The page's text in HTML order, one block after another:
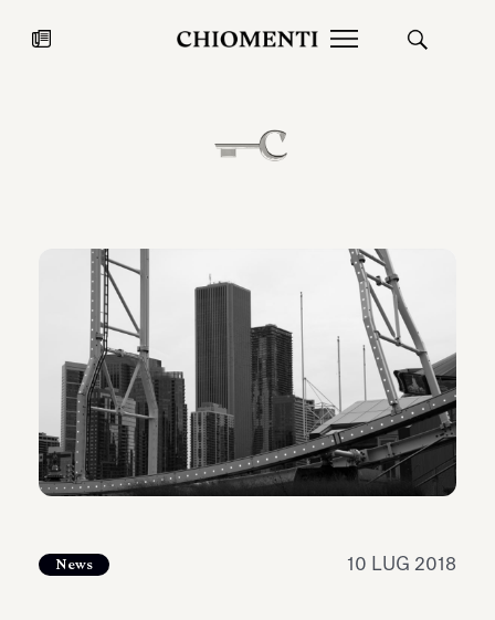
27 LUG 2026
Fondazione Torlonia inaugura la
mostra Marmora Romana
ampliando gli spazi espositivi
Chiomenti
EcoVadis
News 10 LUG 2018